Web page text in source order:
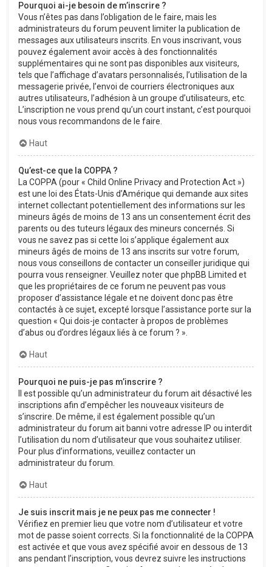
Pourquoi ai-je besoin de m’inscrire ?
Vous n’êtes pas dans l’obligation de le faire, mais les
administrateurs du forum peuvent limiter la publication de
messages aux utilisateurs inscrits. En vous inscrivant, vous
pouvez également avoir accès à des fonctionnalités
supplémentaires qui ne sont pas disponibles aux visiteurs,
tels que l’affichage d’avatars personnalisés, l’utilisation de la
messagerie privée, l’envoi de courriers électroniques aux
autres utilisateurs, l’adhésion à un groupe d’utilisateurs, etc.
L’inscription ne vous prend qu’un court instant, c’est pourquoi
nous vous recommandons de le faire.
Haut
Qu’est-ce que la COPPA ?
La COPPA (pour « Child Online Privacy and Protection Act »)
est une loi des États-Unis d’Amérique qui demande aux sites
internet collectant potentiellement des informations sur les
mineurs âgés de moins de 13 ans un consentement écrit des
parents ou des tuteurs légaux des mineurs concernés. Si
vous ne savez pas si cette loi s’applique également aux
mineurs âgés de moins de 13 ans inscrits sur votre forum,
nous vous conseillons de contacter un conseiller juridique qui
pourra vous renseigner. Veuillez noter que phpBB Limited et
que les propriétaires de ce forum ne peuvent pas vous
proposer d’assistance légale et ne doivent donc pas être
contactés à ce sujet, excepté lorsque l’assistance porte sur la
question « Qui dois-je contacter à propos de problèmes
d’abus ou d’ordres légaux liés à ce forum ? ».
Haut
Pourquoi ne puis-je pas m’inscrire ?
Il est possible qu’un administrateur du forum ait désactivé les
inscriptions afin d’empêcher les nouveaux visiteurs de
s’inscrire. De même, il est également possible qu’un
administrateur du forum ait banni votre adresse IP ou interdit
l’utilisation du nom d’utilisateur que vous souhaitez utiliser.
Pour plus d’informations, veuillez contacter un
administrateur du forum.
Haut
Je suis inscrit mais je ne peux pas me connecter !
Vérifiez en premier lieu que votre nom d’utilisateur et votre
mot de passe soient corrects. Si la fonctionnalité de la COPPA
est activée et que vous avez spécifié avoir en dessous de 13
ans pendant l’inscription, vous devrez suivre les instructions